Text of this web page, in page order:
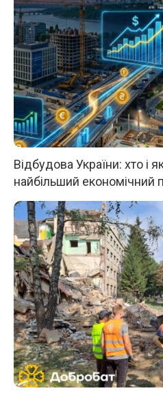
Відбудова України: хто і
найбільший економічний